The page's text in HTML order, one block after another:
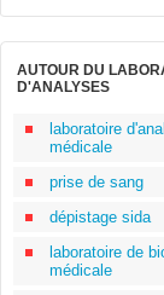
AUTOUR DU
D'ANALYSES
laboratoire
médicale
prise de sang
dépistage sida
laboratoire de
médicale